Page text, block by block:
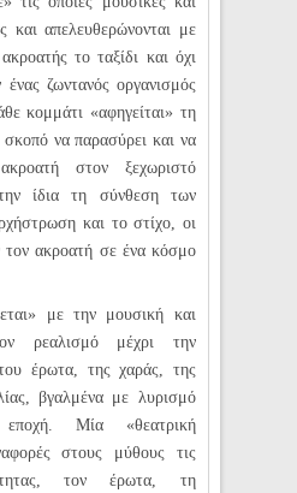
και απελευθερώνονται με
το ταξίδι και όχι
ζωντανός οργανισμός
κομμάτι «αφηγείται» τη
σκοπό να παρασύρει και να
στον ξεχωριστό
ίδια τη σύνθεση των
και το στίχο, οι
ακροατή σε ένα κόσμο
με την μουσική και
ρεαλισμό μέχρι την
έρωτα, της χαράς, της
βγαλμένα με λυρισμό
Μία «θεατρική
στους μύθους τις
τον έρωτα, τη